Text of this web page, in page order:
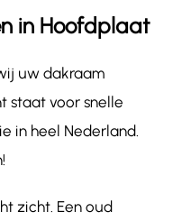
in Hoofdplaat
uw dakraam
staat voor snelle
in heel Nederland.
zicht. Een oud